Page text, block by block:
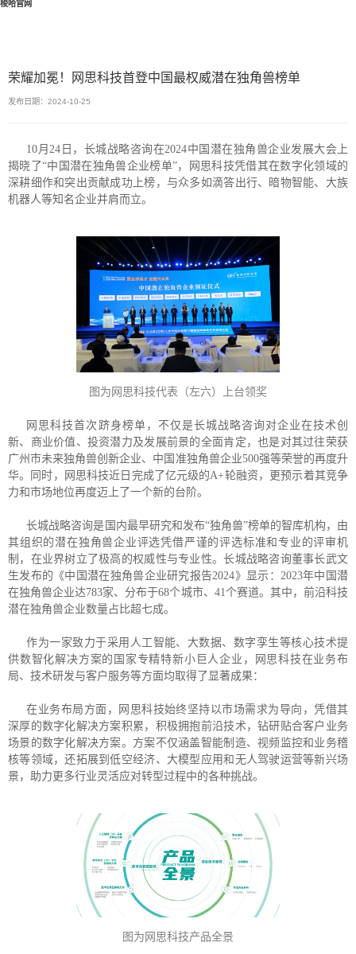
梭哈官网
荣耀加冕！网思科技首登中国最权威潜在独角兽榜单
发布日期：2024-10-25
10月24日，长城战略咨询在2024中国潜在独角兽企业发展大会上
揭晓了“中国潜在独角兽企业榜单”，网思科技凭借其在数字化领域的
深耕细作和突出贡献成功上榜，与众多如滴答出行、暗物智能、大族
机器人等知名企业并肩而立。
图为网思科技代表（左六）上台领奖
网思科技首次跻身榜单，不仅是长城战略咨询对企业在技术创
新、商业价值、投资潜力及发展前景的全面肯定，也是对其过往荣获
广州市未来独角兽创新企业、中国准独角兽企业500强等荣誉的再度升
华。同时，网思科技近日完成了亿元级的A+轮融资，更预示着其竞争
力和市场地位再度迈上了一个新的台阶。
长城战略咨询是国内最早研究和发布“独角兽”榜单的智库机构，由
其组织的潜在独角兽企业评选凭借严谨的评选标准和专业的评审机
制，在业界树立了极高的权威性与专业性。长城战略咨询董事长武文
生发布的《中国潜在独角兽企业研究报告2024》显示：2023年中国潜
在独角兽企业达783家、分布于68个城市、41个赛道。其中，前沿科技
潜在独角兽企业数量占比超七成。
作为一家致力于采用人工智能、大数据、数字孪生等核心技术提
供数智化解决方案的国家专精特新小巨人企业，网思科技在业务布
局、技术研发与客户服务等方面均取得了显著成果：
在业务布局方面，网思科技始终坚持以市场需求为导向，凭借其
深厚的数字化解决方案积累，积极拥抱前沿技术，钻研贴合客户业务
场景的数字化解决方案。方案不仅涵盖智能制造、视频监控和业务稽
核等领域，还拓展到低空经济、大模型应用和无人驾驶运营等新兴场
景，助力更多行业灵活应对转型过程中的各种挑战。
图为网思科技产品全景